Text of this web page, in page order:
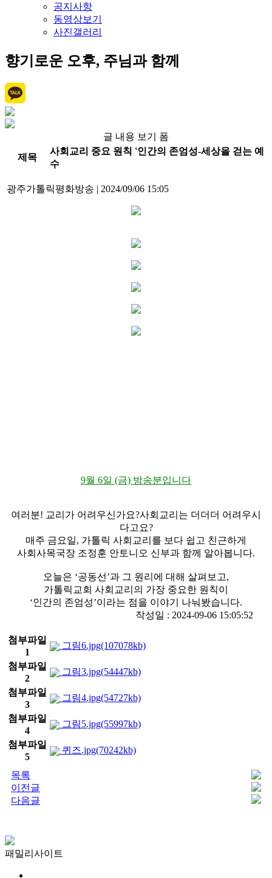
공지사항
동영상보기
사진갤러리
향기로운 오후, 주님과 함께
글 내용 보기 폼
제목
사회교리 중요 원칙 '인간의 존엄성-세상을 걷는 예
수
광주가톨릭평화방송 | 2024/09/06 15:05
9월 6일 (금) 방송분입니다
여러분! 교리가 어려우신가요?사회교리는 더더더 어려우시
다고요?
매주 금요일, 가톨릭 사회교리를 보다 쉽고 친근하게
사회사목국장 조정훈 안토니오 신부과 함께 알아봅니다.
오늘은 ‘공동선’과 그 원리에 대해 살펴보고,
가톨릭교회 사회교리의 가장 중요한 원칙이
‘인간의 존엄성’이라는 점을 이야기 나눠봤습니다.
작성일 : 2024-09-06 15:05:52
첨부파일
1
그림6.jpg(107078kb)
첨부파일
2
그림3.jpg(54447kb)
첨부파일
3
그림4.jpg(54727kb)
첨부파일
4
그림5.jpg(55997kb)
첨부파일
5
퀴즈.jpg(70242kb)
목록
이전글
다음글
패밀리사이트